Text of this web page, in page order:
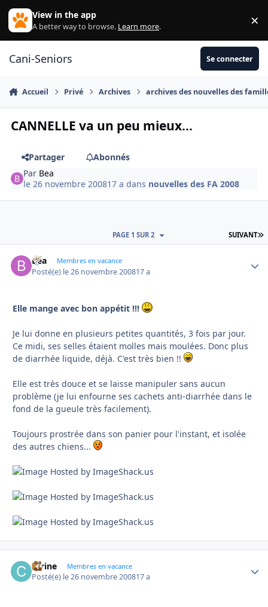
Aller au contenu
View in the app
A better way to browse. Learn more. ×
Cani-Seniors Se connecter
Accueil Privé Archives archives des nouvelles des
CANNELLE va un peu mieux...
Partager
Abonnés
Par Bea
le 26 novembre 200817 a dans nouvelles des FA 2008
SUIVANT
PAGE 1 SUR 2
Bea Membres en vacance
Posté(e) le 26 novembre 200817 a
Elle mange avec bon appétit !!!
Je lui donne en plusieurs petites quantités, 3 fois par jour.
Ce midi, ses selles étaient molles mais moulées. Donc plus
de diarrhée liquide, déjà. C'est très bien !!
Elle est très douce et se laisse manipuler sans aucun
problème (je lui enfourne ses cachets anti-diarrhée dans le
fond de la gueule très facilement).
Toujours prostrée dans son panier pour l'instant, et isolée
des autres chiens...
carine Membres en vacance
Posté(e) le 26 novembre 200817 a